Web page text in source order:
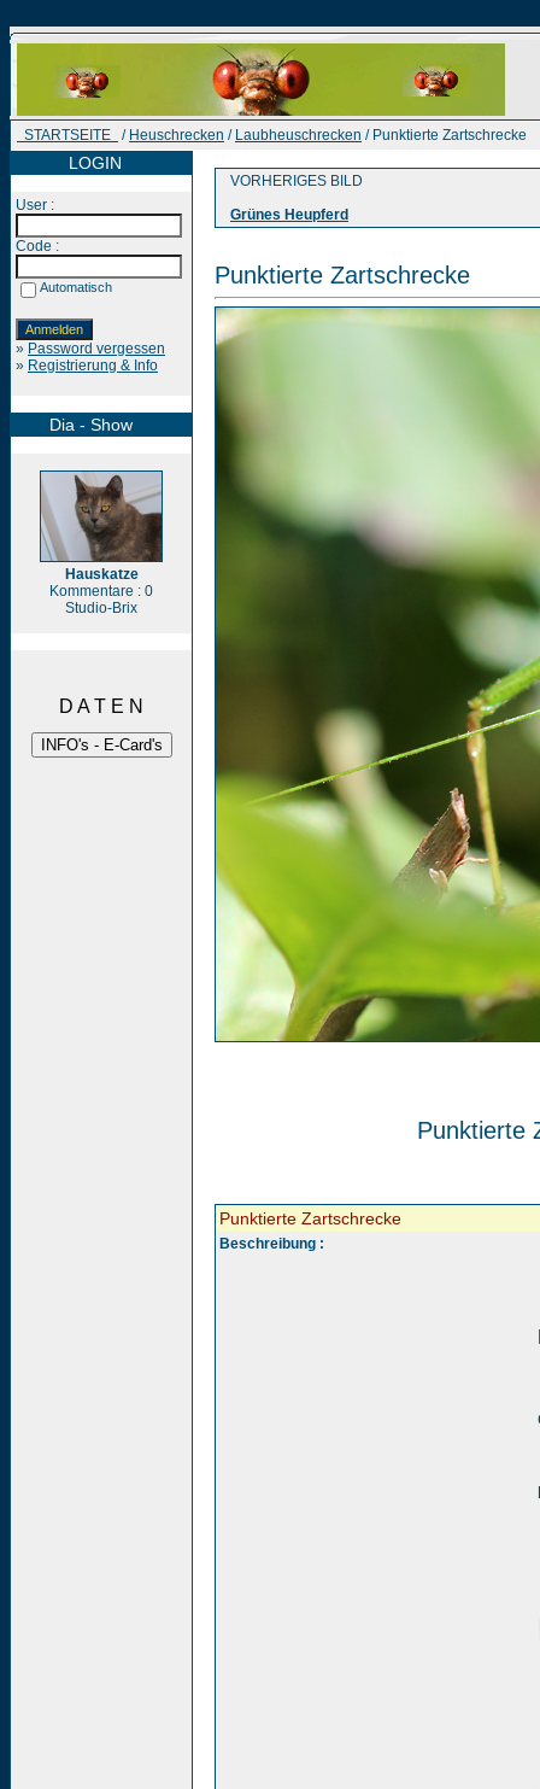
STARTSEITE / Heuschrecken / Laubheuschrecken / Punktierte Zartschrecke
LOGIN
User :
Code :
Automatisch
» Password vergessen
» Registrierung & Info
Dia - Show
Hauskatze
Kommentare : 0
Studio-Brix
D A T E N
VORHERIGES BILD
Grünes Heupferd
Punktierte Zartschrecke
Punktierte
Punktierte Zartschrecke
Beschreibung :